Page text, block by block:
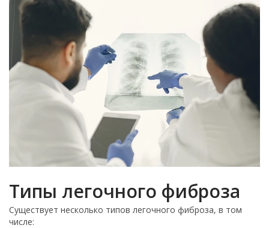
Типы легочного фиброза
Существует несколько типов легочного фиброза, в том
числе: